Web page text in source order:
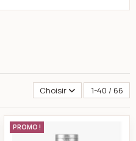
Choisir 1-40 / 66
shampoing purifiant 100ml
PROMO !